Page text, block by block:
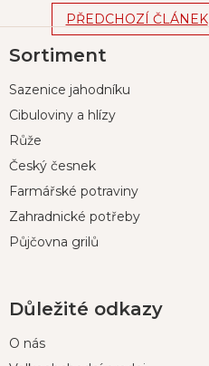
PŘEDCHOZÍ ČLÁNEK
á
a
Sortiment
Sazenice jahodníku
Cibuloviny a hlízy
Růže
Český česnek
Farmářské potraviny
Zahradnické potřeby
Půjčovna grilů
Důležité odkazy
O nás